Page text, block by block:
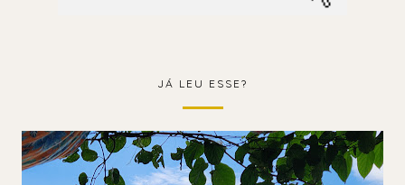
JÁ LEU ESSE?